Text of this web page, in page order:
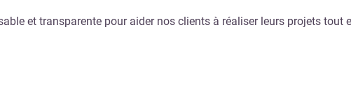
et transparente pour aider nos clients à réaliser leurs projets tout